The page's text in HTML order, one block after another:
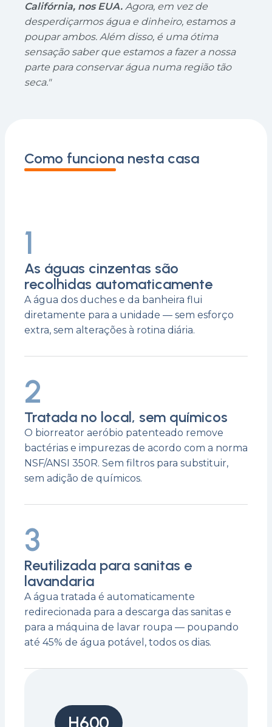
Califórnia, nos EUA. Agora, em vez de
desperdiçarmos água e dinheiro, estamos a
poupar ambos. Além disso, é uma ótima
sensação saber que estamos a fazer a nossa
parte para conservar água numa região tão
seca."
Como funciona nesta casa
1
As águas cinzentas são
recolhidas automaticamente
A água dos duches e da banheira flui
diretamente para a unidade — sem esforço
extra, sem alterações à rotina diária.
2
Tratada no local, sem químicos
O biorreator aeróbio patenteado remove
bactérias e impurezas de acordo com a norma
NSF/ANSI 350R. Sem filtros para substituir,
sem adição de químicos.
3
Reutilizada para sanitas e
lavandaria
A água tratada é automaticamente
redirecionada para a descarga das sanitas e
para a máquina de lavar roupa — poupando
até 45% de água potável, todos os dias.
H600